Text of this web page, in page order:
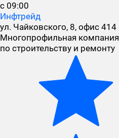
с 09:00
Инфтрейд
ул. Чайковского, 8, офис 414
Многопрофильная компания
по строительству и ремонту